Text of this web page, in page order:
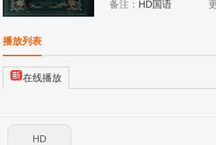
备注： HD国语
播放列表
在线播放
HD